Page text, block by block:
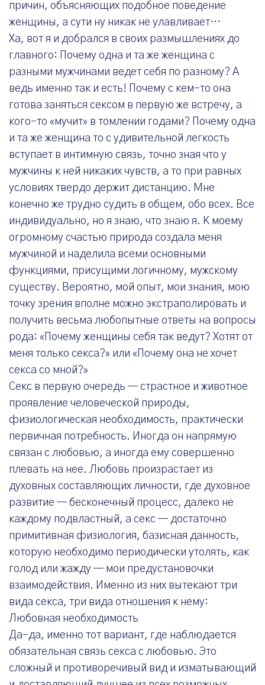
причин, объясняющих подобное поведение
женщины, а сути ну никак не улавливает…
Ха, вот я и добрался в своих размышлениях до
главного: Почему одна и та же женщина с
разными мужчинами ведет себя по разному? А
ведь именно так и есть! Почему с кем-то она
готова заняться сексом в первую же встречу, а
кого-то «мучит» в томлении годами? Почему одна
и та же женщина то с удивительной легкость
вступает в интимную связь, точно зная что у
мужчины к ней никаких чувств, а то при равных
условиях твердо держит дистанцию. Мне
конечно же трудно судить в общем, обо всех. Все
индивидуально, но я знаю, что знаю я. К моему
огромному счастью природа создала меня
мужчиной и наделила всеми основными
функциями, присущими логичному, мужскому
существу. Вероятно, мой опыт, мои знания, мою
точку зрения вполне можно экстраполировать и
получить весьма любопытные ответы на вопросы
рода: «Почему женщины себя так ведут? Хотят от
меня только секса?» или «Почему она не хочет
секса со мной?»
Секс в первую очередь — страстное и животное
проявление человеческой природы,
физиологическая необходимость, практически
первичная потребность. Иногда он напрямую
связан с любовью, а иногда ему совершенно
плевать на нее. Любовь произрастает из
духовных составляющих личности, где духовное
развитие — бесконечный процесс, далеко не
каждому подвластный, а секс — достаточно
примитивная физиология, базисная данность,
которую необходимо периодически утолять, как
голод или жажду — мои предустановочки
взаимодействия. Именно из них вытекают три
вида секса, три вида отношения к нему:
Любовная необходимость
Да-да, именно тот вариант, где наблюдается
обязательная связь секса с любовью. Это
сложный и противоречивый вид и изматывающий